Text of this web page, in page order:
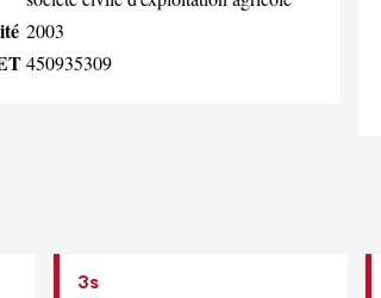
2003
450935309
3s